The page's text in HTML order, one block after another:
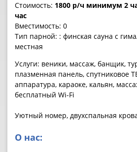
Стоимость: 1800 р/ч минимум 2
час
Вместимость: 0
Тип парной: : финская сауна с
местная
Услуги: веники, массаж, банщик,
плазменная панель, спутниковое
аппаратура, караоке, кальян,
бесплатный Wi-Fi
Уютный номер, двухспальная
О нас: